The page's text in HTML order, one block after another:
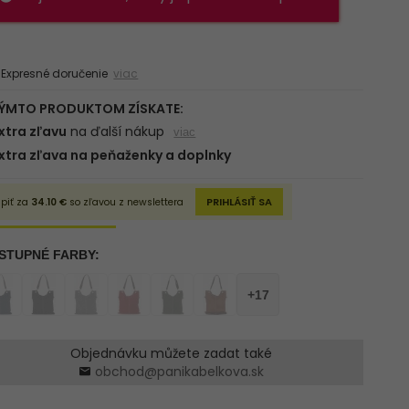
doručenie viac
Objednávku můžete zadat také
obchod@panikabelkova.sk